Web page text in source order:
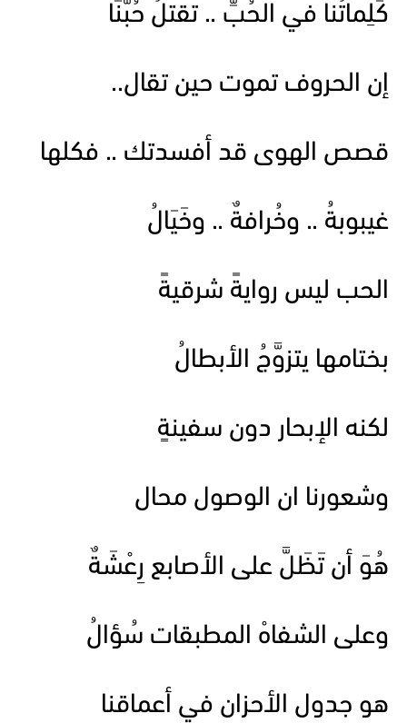
كَلِماتُنا في الحُبِّ .. تقتلُ حُبَّنَا
إن الحروف تموت حين تقال..
قصص الهوى قد أفسدتك .. فكلها
غيبوبةُ .. وخُرافةٌ .. وخَيَالُ
الحب ليس روايةً شرقيةً
بختامها يتزوَّجُ الأبطالُ
لكنه الإبحار دون سفينةٍ
وشعورنا ان الوصول محال
هُوَ أن تَظَلَّ على الأصابع رِعْشَةٌ
وعلى الشفاهْ المطبقات سُؤالُ
هو جدول الأحزان في أعماقنا